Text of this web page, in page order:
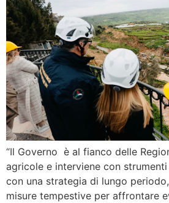
“Il Governo è al fianco delle
agricole e interviene con
con una strategia di lungo
misure tempestive per affrontare